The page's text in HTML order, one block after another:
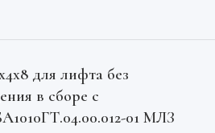
для лифта без
в сборе с
01 МЛЗ